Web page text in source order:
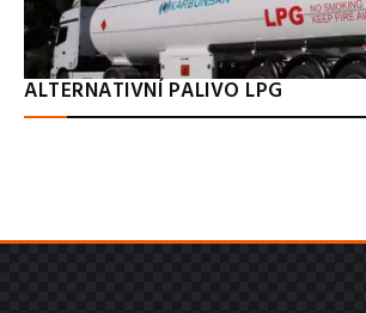
ALTERNATIVNÍ PALIVO LPG